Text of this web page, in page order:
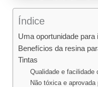
Índice
Uma oportunidade
Benefícios da resina
Tintas
Qualidade e facilidade
Não tóxica e aprovada